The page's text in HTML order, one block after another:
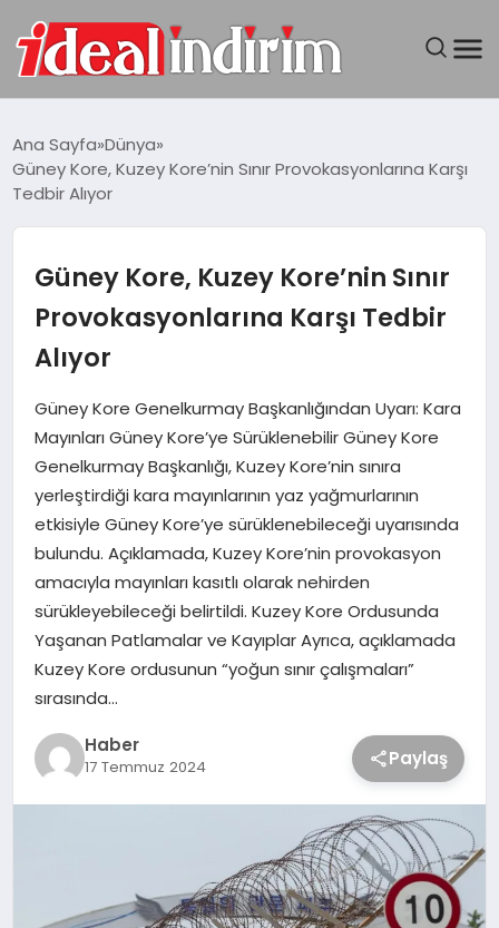
BILGISAYAR
TEKNOLOJI
YAŞAM
Ana Sayfa Dünya
Güney Kore, Kuzey Kore’nin Sınır Provokasyonlarına Karşı
Tedbir Alıyor
Güney Kore, Kuzey Kore’nin Sınır
Provokasyonlarına Karşı Tedbir
Alıyor
Güney Kore Genelkurmay Başkanlığından Uyarı: Kara
Mayınları Güney Kore’ye Sürüklenebilir Güney Kore
Genelkurmay Başkanlığı, Kuzey Kore’nin sınıra
yerleştirdiği kara mayınlarının yaz yağmurlarının
etkisiyle Güney Kore’ye sürüklenebileceği uyarısında
bulundu. Açıklamada, Kuzey Kore’nin provokasyon
amacıyla mayınları kasıtlı olarak nehirden
sürükleyebileceği belirtildi. Kuzey Kore Ordusunda
Yaşanan Patlamalar ve Kayıplar Ayrıca, açıklamada
Kuzey Kore ordusunun “yoğun sınır çalışmaları”
sırasında…
Haber
17 Temmuz 2024 Paylaş